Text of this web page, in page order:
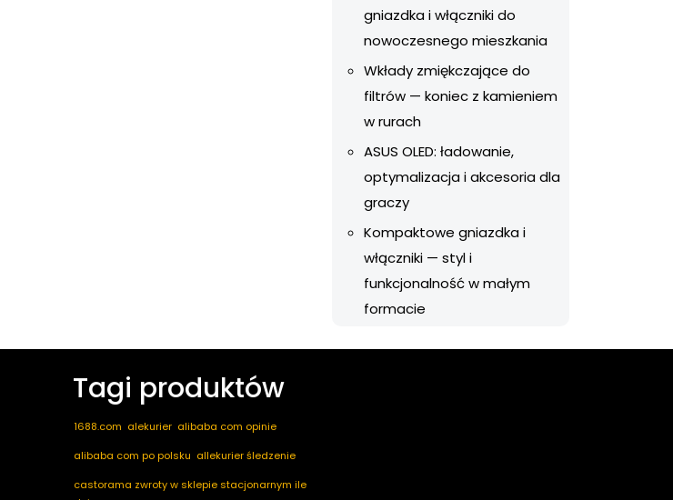
gniazdka i włączniki do
nowoczesnego mieszkania
Wkłady zmiękczające do
filtrów — koniec z kamieniem
w rurach
ASUS OLED: ładowanie,
optymalizacja i akcesoria dla
graczy
Kompaktowe gniazdka i
włączniki — styl i
funkcjonalność w małym
formacie
Tagi produktów
1688.com alekurier alibaba com opinie
alibaba com po polsku allekurier śledzenie
castorama zwroty w sklepie stacjonarnym ile